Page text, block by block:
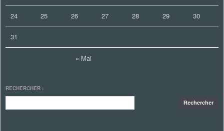
« Mai
24 25 26 27 28 29 30
31
RECHERCHER :